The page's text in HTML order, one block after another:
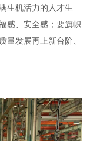
生机活力的人才生
感、安全感；要旗帜
发展再上新台阶、